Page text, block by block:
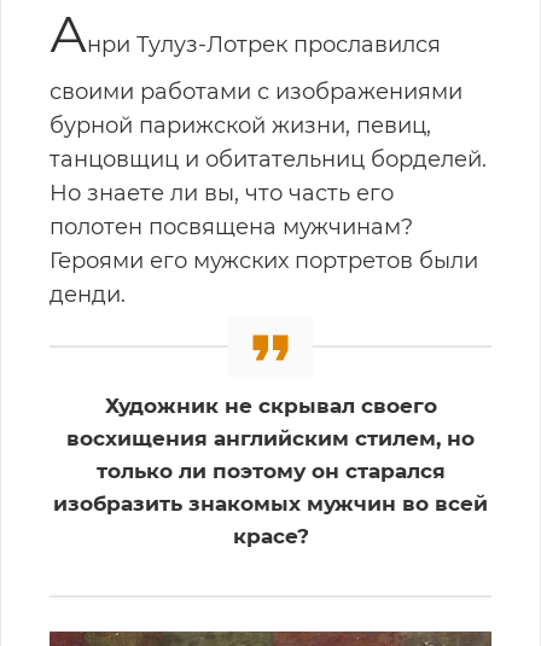
Анри Тулуз-Лотрек прославился
своими работами с изображениями
бурной парижской жизни, певиц,
танцовщиц и обитательниц борделей.
Но знаете ли вы, что часть его
полотен посвящена мужчинам?
Героями его мужских портретов были
денди.
Художник не скрывал своего
восхищения английским стилем, но
только ли поэтому он старался
изобразить знакомых мужчин во всей
красе?